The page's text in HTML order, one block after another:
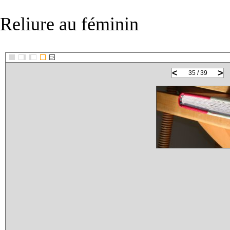
Reliure au féminin
::>
< >
35 / 39